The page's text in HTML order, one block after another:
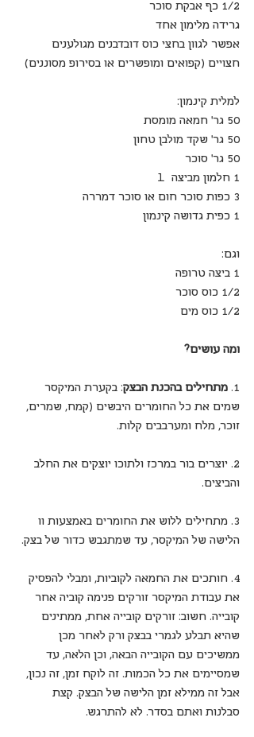
1/2 כף אבקת סוכר
גרידה מלימון אחד
אפשר לגוון בחצי כוס דובדבנים מגולענים
חצויים (קפואים ומופשרים או בסירופ מסוננים)
למלית קינמון:
50 גר' חמאה מומסת
50 גר' שקד מולבן טחון
50 גר' סוכר
1 חלמון מביצה  L
3 כפות סוכר חום או סוכר דמררה
1 כפית גדושה קינמון
וגם:
1 ביצה טרופה
1/2 כוס סוכר
1/2 כוס מים
ומה עושים?
1. מתחילים בהכנת הבצק: בקערת המיקסר
שמים את כל החומרים היבשים (קמח, שמרים,
זוכר, מלח ומערבבים קלות.
2. יוצרים בור במרכז ולתוכו יוצקים את החלב
והביצים.
3. מתחילים ללוש את החומרים באמצעות וו
הלישה של המיקסר, עד שמתגבש כדור של בצק.
4. חותכים את החמאה לקוביות, ומבלי להפסיק
את עבודת המיקסר זורקים פנימה קוביה אחר
קובייה. חשוב: זורקים קובייה אחת, ממתינים
שהיא תבלע לגמרי בבצק ורק לאחר מכן
ממשיכים עם הקובייה הבאה, וכן הלאה, עד
שמסיימים את כל הכמות. זה לוקח זמן, זה נכון,
אבל זה ממילא זמן הלישה של הבצק. קצת
סבלנות ואתם בסדר. לא להתרגש.